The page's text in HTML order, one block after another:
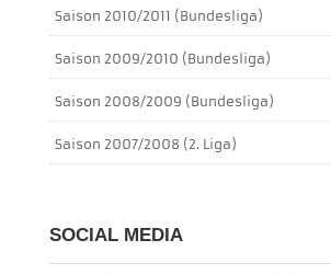
Saison 2010/2011 (Bundesliga)
Saison 2009/2010 (Bundesliga)
Saison 2008/2009 (Bundesliga)
Saison 2007/2008 (2. Liga)
SOCIAL MEDIA